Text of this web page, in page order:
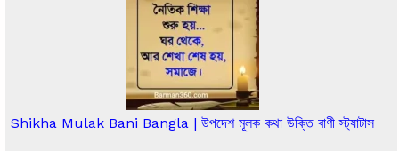
Shikha Mulak Bani Bangla | উপদেশ মূলক কথা উক্তি বাণী স্ট্যাটাস